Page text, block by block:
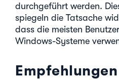
durchgeführt werden.
spiegeln die Tatsache
dass die meisten
Windows-Systeme
Empfehlungen